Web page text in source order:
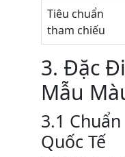
Tiêu chuẩn
tham chiếu
3. Đặc
Mẫu
3.1
Quốc Tế